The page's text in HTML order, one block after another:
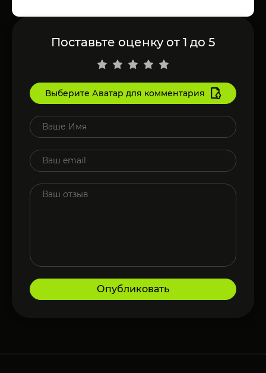
Поставьте оценку от 1 до 5
Выберите Аватар для комментария
Опубликовать